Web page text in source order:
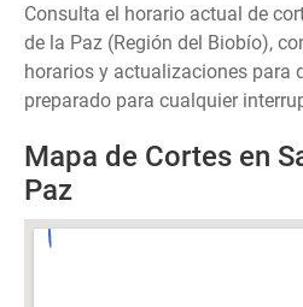
Consulta el horario actual de
de la Paz (Región del Biobío),
horarios y actualizaciones para
preparado para cualquier
Mapa de Cortes en
Paz